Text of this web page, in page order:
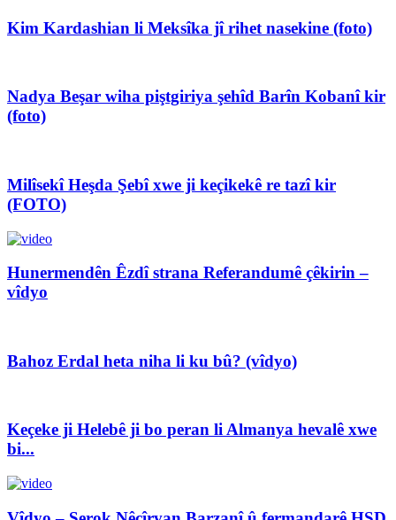
Kim Kardashian li Meksîka jî rihet nasekine (foto)
Nadya Beşar wiha piştgiriya şehîd Barîn Kobanî kir
(foto)
Milîsekî Heşda Şebî xwe ji keçikekê re tazî kir
(FOTO)
Hunermendên Êzdî strana Referandumê çêkirin –
vîdyo
Bahoz Erdal heta niha li ku bû? (vîdyo)
Keçeke ji Helebê ji bo peran li Almanya hevalê xwe
bi...